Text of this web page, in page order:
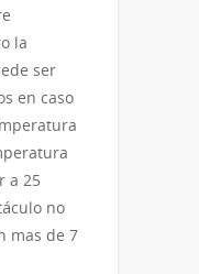
la
ser
en caso
a 25
no
mas de 7